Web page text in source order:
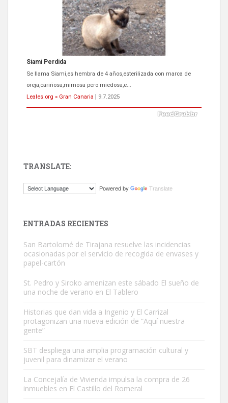
Siami Perdida
Se llama Siami,es hembra de 4 años,esterilizada con marca de
oreja,cariñosa,mimosa pero miedosa,e...
Leales.org » Gran Canaria
9.7.2025
El ayuntamiento se va a llevar a Los Gatos callejeros de la zona los
Este gato macho ha aparecido en la calle hace menos de un mes,
es muy manso y extremadamente cari...
Leales.org » Gran Canaria
TRANSLATE:
Powered by Translate
ENTRADAS RECIENTES
San Bartolomé de Tirajana resuelve las incidencias
ocasionadas por el servicio de recogida de envases y
papel-cartón
St. Pedro y Siroko amenizan este sábado El sueño de
una noche de verano en El Tablero
Historias que dan vida a Ingenio y El Carrizal
protagonizan una nueva edición de “Aquí nuestra
gente”
SBT despliega una amplia programación cultural y
juvenil para dinamizar el verano
La Concejalía de Vivienda impulsa la compra de 26
inmuebles en El Castillo del Romeral